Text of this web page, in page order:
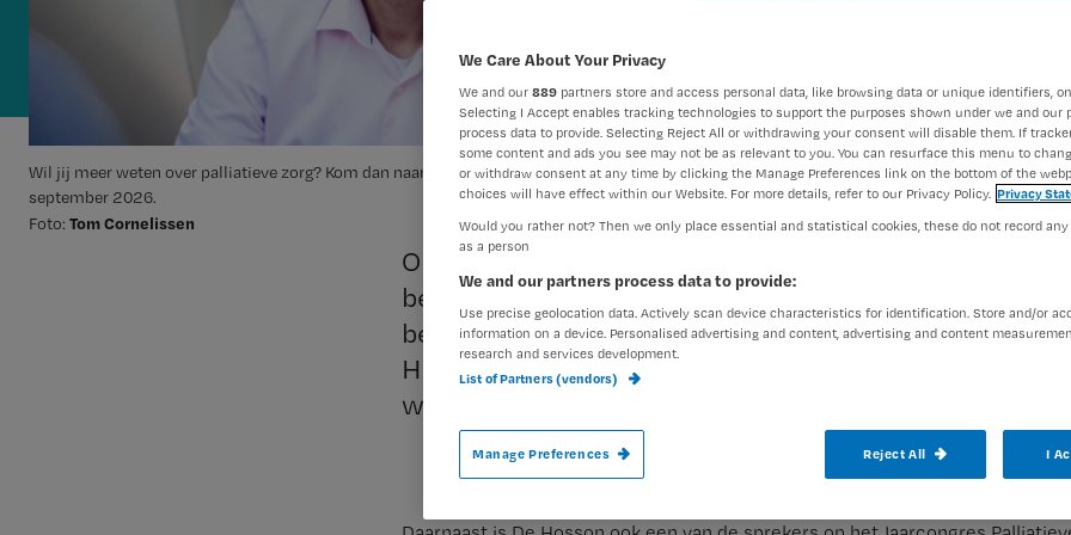
Wil jij meer weten over palliatieve zorg? Kom dan naar het Jaarcongres Palliatieve Zorg op 8
september 2026.
Foto: Tom Cornelissen
Oma gaat overlijden. Haar kleinzoon van zes staat
bedremmeld naast haar en kijkt vragend naar je op.
begeleid je kinderen in zo’n situatie? Palliatief arts
Hosson schreef er een boek over en geeft tips. De
wees duidelijk!
We Care About Your Privacy
We and our 889 partners store and access personal data, like browsing data or unique identifiers,
Selecting I Accept enables tracking technologies to support the purposes shown under we and our
process data to provide. Selecting Reject All or withdrawing your consent will disable them. If
some content and ads you see may not be as relevant to you. You can resurface this menu to
or withdraw consent at any time by clicking the Manage Preferences link on the bottom of the
choices will have effect within our Website. For more details, refer to our Privacy Policy. Privacy
Would you rather not? Then we only place essential and statistical cookies, these do not record
as a person
We and our partners process data to provide:
Use precise geolocation data. Actively scan device characteristics for identification. Store and/or
information on a device. Personalised advertising and content, advertising and content
research and services development.
List of Partners (vendors)
Manage Preferences Reject All I